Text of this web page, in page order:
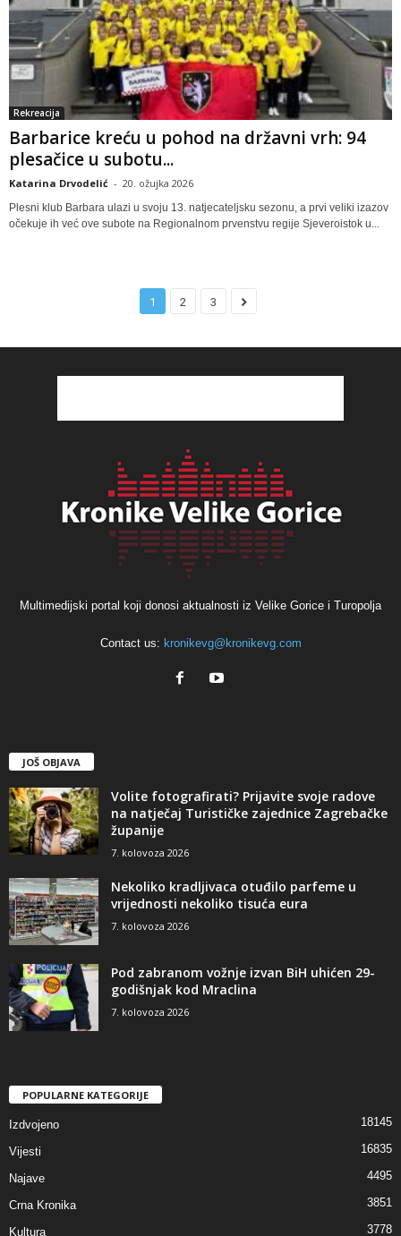
Rekreacija
Barbarice kreću u pohod na državni vrh: 94
plesačice u subotu...
Katarina Drvodelić - 20. ožujka 2026
Plesni klub Barbara ulazi u svoju 13. natjecateljsku sezonu, a prvi veliki izazov
očekuje ih već ove subote na Regionalnom prvenstvu regije Sjeveroistok u...
1 2 3
Multimedijski portal koji donosi aktualnosti iz Velike Gorice i Turopolja
Contact us: kronikevg@kronikevg.com
JOŠ OBJAVA
Volite fotografirati? Prijavite svoje radove
na natječaj Turističke zajednice Zagrebačke
županije
7. kolovoza 2026
Nekoliko kradljivaca otuđilo parfeme u
vrijednosti nekoliko tisuća eura
7. kolovoza 2026
Pod zabranom vožnje izvan BiH uhićen 29-
godišnjak kod Mraclina
7. kolovoza 2026
POPULARNE KATEGORIJE
Izdvojeno 18145
Vijesti 16835
Najave 4495
Crna Kronika 3851
Kultura 3778